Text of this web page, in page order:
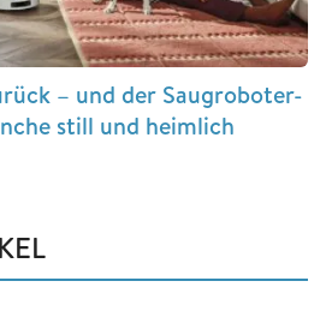
– und der Saugroboter-
still und heimlich